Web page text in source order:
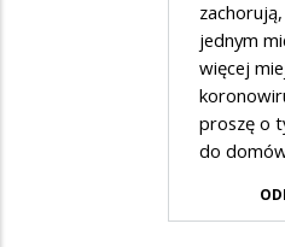
jednym
więcej
proszę o
do